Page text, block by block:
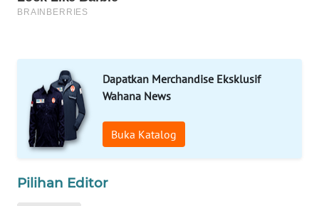
Dapatkan Merchandise Eksklusif
Wahana News
Buka Katalog
Pilihan Editor
KELISTRIKAN
ID
MAWAKA
ID
MARTABAT